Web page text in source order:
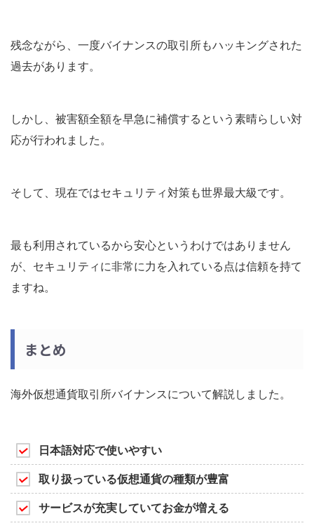
残念ながら、一度バイナンスの取引所もハッキングされた
過去があります。
しかし、 被害額全額を早急に補償するという素晴らしい対
応が行われました。
そして、現在ではセキュリティ対策も世界最大級です。
最も利用されているから安心というわけではありません
が、セキュリティに非常に力を入れている点は信頼を持て
ますね。
まとめ
海外仮想通貨取引所バイナンスについて解説しました。
日本語対応で使いやすい
取り扱っている仮想通貨の種類が豊富
サービスが充実していてお金が増える